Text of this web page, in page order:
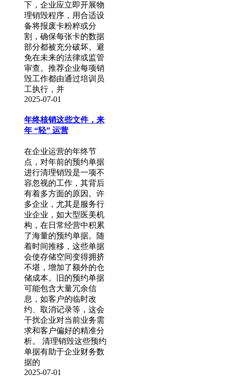
下，企业应立即开展物
理销毁程序，用合适设
备将报废卡粉粹或分
割，确保每张卡的数据
部分都被充分破坏。避
免在未来的法律或监管
审查。推荐企业每项销
毁工作都由通过培训员
工执行，并
2025-07-01
年终核销这些文件，来
年 “轻” 运营
在企业运营的年终节
点，对年前的预约单据
进行清理销毁是一项不
容忽视的工作，其背后
有着多方面的原因。许
多企业，尤其是服务行
业企业，如大型医美机
构，在日常经营中积累
了海量的预约单据。随
着时间推移，这些单据
会使存储空间变得拥挤
不堪，增加了额外的仓
储成本。旧的预约单据
可能包含大量冗余信
息，如客户的临时改
约、取消记录等，这会
干扰企业对当前业务需
求和客户偏好的精准分
析。 清理销毁这些预约
单据有助于企业财务数
据的
2025-07-01